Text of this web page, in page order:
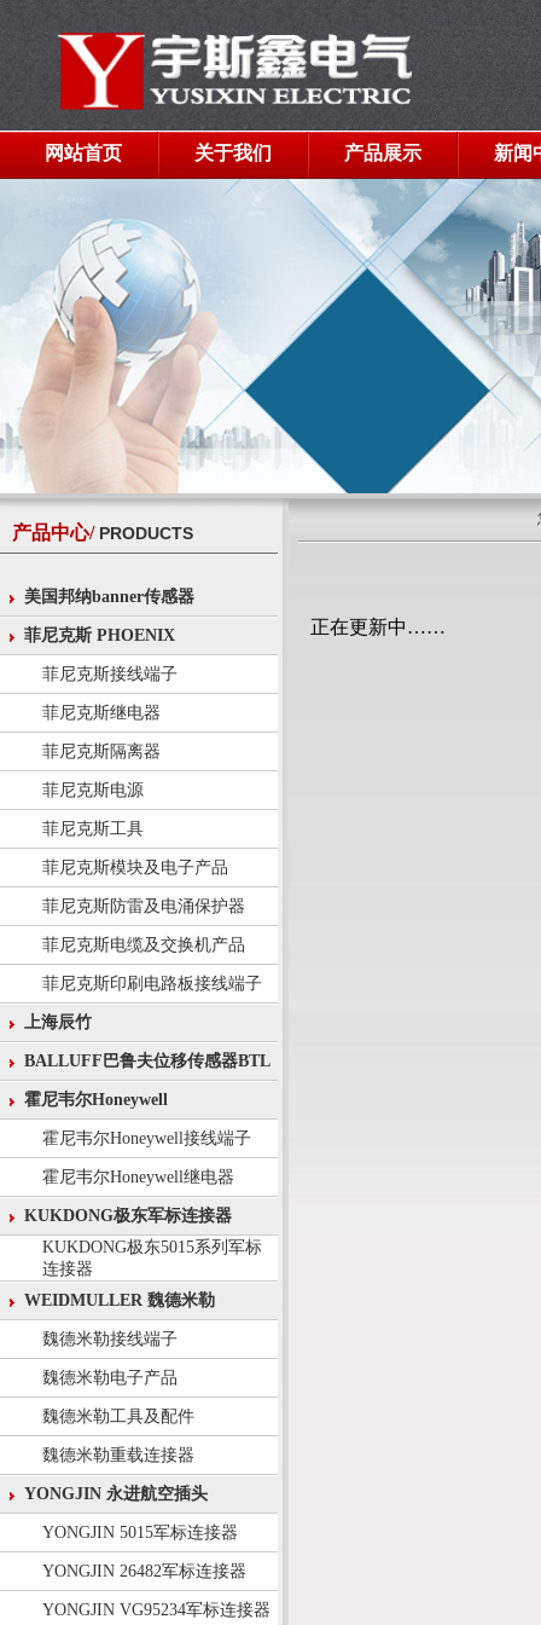
网站首页 关于我们 产品展示 新闻
产品中心/ PRODUCTS
美国邦纳banner传感器
菲尼克斯 PHOENIX
菲尼克斯接线端子
菲尼克斯继电器
菲尼克斯隔离器
菲尼克斯电源
菲尼克斯工具
菲尼克斯模块及电子产品
菲尼克斯防雷及电涌保护器
菲尼克斯电缆及交换机产品
菲尼克斯印刷电路板接线端子
上海辰竹
BALLUFF巴鲁夫位移传感器BTL
霍尼韦尔Honeywell
霍尼韦尔Honeywell接线端子
霍尼韦尔Honeywell继电器
KUKDONG极东军标连接器
KUKDONG极东5015系列军标
连接器
WEIDMULLER 魏德米勒
魏德米勒接线端子
魏德米勒电子产品
魏德米勒工具及配件
魏德米勒重载连接器
YONGJIN 永进航空插头
YONGJIN 5015军标连接器
YONGJIN 26482军标连接器
YONGJIN VG95234军标连接器
正在更新中……